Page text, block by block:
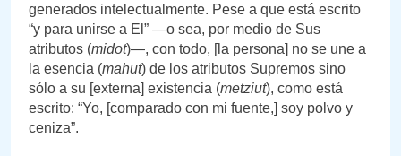
generados intelectualmente. Pese a que está escrito
“y para unirse a El” —o sea, por medio de Sus
atributos (midot)—, con todo, [la persona] no se une a
la esencia (mahut) de los atributos Supremos sino
sólo a su [externa] existencia (metziut), como está
escrito: “Yo, [comparado con mi fuente,] soy polvo y
ceniza”.